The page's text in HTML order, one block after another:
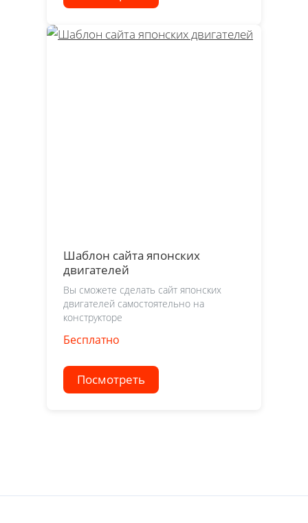
Шаблон сайта японских
двигателей
Вы сможете сделать сайт японских
двигателей самостоятельно на
конструкторе
Бесплатно
Посмотреть